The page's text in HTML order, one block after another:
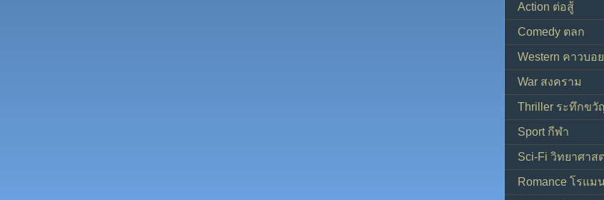
Action ต่อสู้
Comedy ตลก
Western คาวบอ
War สงคราม
Thriller ระทึกขวั
Sport กีฬา
Sci-Fi วิทยาศาส
Romance โรแม